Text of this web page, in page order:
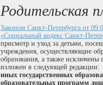
Родительская
Законом Санкт-Петербурга от
«Социальный кодекс Санкт-
присмотр и уход за детьми,
учреждения, осуществляющие
образования, а также
изложен в следующей редакции:
иных государственных
образовательных программ